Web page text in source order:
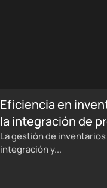
Eficiencia en
la integración de
La gestión de
integración y...